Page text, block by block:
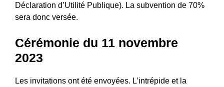
Déclaration d’Utilité Publique). La subvention de 70%
sera donc versée.
Cérémonie du 11 novembre
2023
Les invitations ont été envoyées. L’intrépide et la